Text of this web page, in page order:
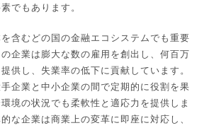
でもあります。
含むどの国の金融エコシステムでも重要
企業は膨大な数の雇用を創出し、何百万
供し、失業率の低下に貢献しています。
企業と中小企業の間で定期的に役割を果
境の状況でも柔軟性と適応力を提供しま
な企業は商業上の変革に即座に対応し、